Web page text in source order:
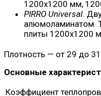
1200х1200 мм,
PIRRO Universal.
алюмоламинатом.
плиты 1200х1200
Плотность — от 29 до
Основные
Коэффициент